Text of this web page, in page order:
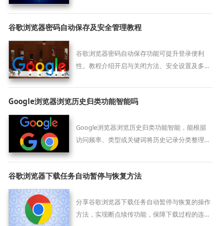
谷歌浏览器密码自动保存及安全管理教程
谷歌浏览器密码自动保存功能可提升登录便利
性。教程介绍开启与关闭方法、安全设置及多重
Google浏览器浏览历史归类功能智能吗
Google浏览器浏览历史归类功能智能，能根据
访问频率、类型或关键词将历史记录分类整理，
先前浏览内容。
谷歌浏览器下载任务自动暂停与恢复方法
分享谷歌浏览器下载任务自动暂停与恢复的操作
方法，实现断点续传功能，保障下载过程的连贯